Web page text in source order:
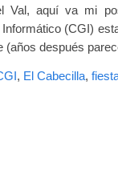
Val, aquí va mi
(CGI)
(años después
, El Cabecilla,